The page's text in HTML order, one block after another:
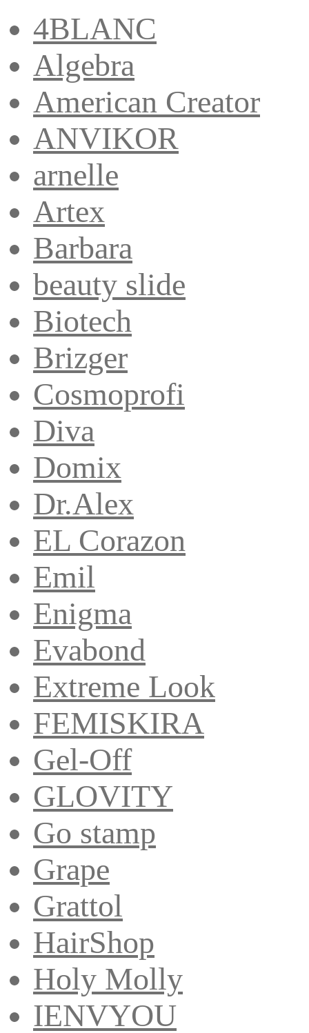
4BLANC
Algebra
American Creator
ANVIKOR
arnelle
Artex
Barbara
beauty slide
Biotech
Brizger
Cosmoprofi
Diva
Domix
Dr.Alex
EL Corazon
Emil
Enigma
Evabond
Extreme Look
FEMISKIRA
Gel-Off
GLOVITY
Go stamp
Grape
Grattol
HairShop
Holy Molly
IENVYOU